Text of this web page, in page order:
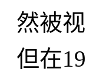
然被
但在